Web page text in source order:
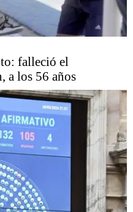
falleció el
a los 56 años